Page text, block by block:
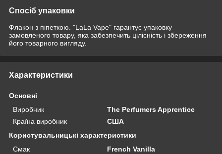
Спосіб упаковки
Флакон з піпеткою. "LaLa Vape" гарантує упаковку
замовленого товару, яка забезпечить цілісність і збереження
його товарного вигляду.
Характеристики
Основні
Виробник
The Perfumers Apprentice
Країна виробник
США
Користувальницькі характеристики
Смак
French Vanilla